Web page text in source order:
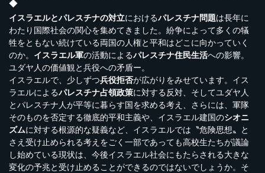
◆
イスラエルとパレスチナの対立におけるパレスチナ問題は長年に
わたり国際社会の関心を集めてきました。紛争によって多くの犠
牲をともない続けている両国の人権と平和はどこに向かっていく
のか。 イスラエル軍の活動によるパレスチナ住民生活への影響。
ユダヤ人の価値観と兵役への矛盾ー。
イスラエルで、少しずつ兵役拒否が広がりをみせています。イス
ラエルによるパレスチナ占領政策に対する反対、そしてユダヤ人
とパレスチナ人が平等に暮らす国を求める考え、さらには、軍隊
そのものを否定する徹底的平和主義や、イスラエル建国のシオニ
ズムに対する根源的な疑義など、イスラエルでは〝危険思想〟と
さえ受け止められる考えをごく一部であっても高校生たちが議論
し始めている現状は、今後イスラエル社会にもたらされる大きな
変化の予兆と受け止めることができるのではないでしょうか。そ